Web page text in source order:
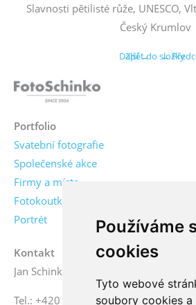
Používáme
cookies
Tyto webové
soubory cookies
Slavnosti pětilisté růže, UNESCO,
Český Krumlov
←
Další →
Zpět do složky
Portfolio
Svatební fotografie
Společenské akce
Firmy a místa
Fotokoutky
Portrét
Kontakt
Jan Schinko jr., fotograf
Tel.: +420 776 771 000